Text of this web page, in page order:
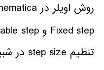
روش اویلر در mathematica
Fixed step و variable step
تنظیم step size در شبیه سازی